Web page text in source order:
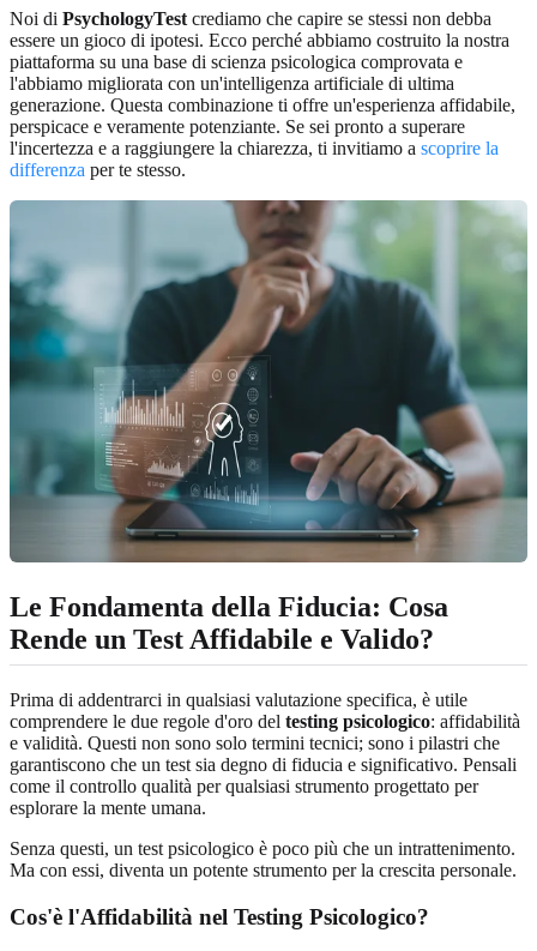
Noi di PsychologyTest crediamo che capire se stessi non debba
essere un gioco di ipotesi. Ecco perché abbiamo costruito la nostra
piattaforma su una base di scienza psicologica comprovata e
l'abbiamo migliorata con un'intelligenza artificiale di ultima
generazione. Questa combinazione ti offre un'esperienza affidabile,
perspicace e veramente potenziante. Se sei pronto a superare
l'incertezza e a raggiungere la chiarezza, ti invitiamo a scoprire la
differenza per te stesso.
Le Fondamenta della Fiducia: Cosa
Rende un Test Affidabile e Valido?
Prima di addentrarci in qualsiasi valutazione specifica, è utile
comprendere le due regole d'oro del testing psicologico: affidabilità
e validità. Questi non sono solo termini tecnici; sono i pilastri che
garantiscono che un test sia degno di fiducia e significativo. Pensali
come il controllo qualità per qualsiasi strumento progettato per
esplorare la mente umana.
Senza questi, un test psicologico è poco più che un intrattenimento.
Ma con essi, diventa un potente strumento per la crescita personale.
Cos'è l'Affidabilità nel Testing Psicologico?